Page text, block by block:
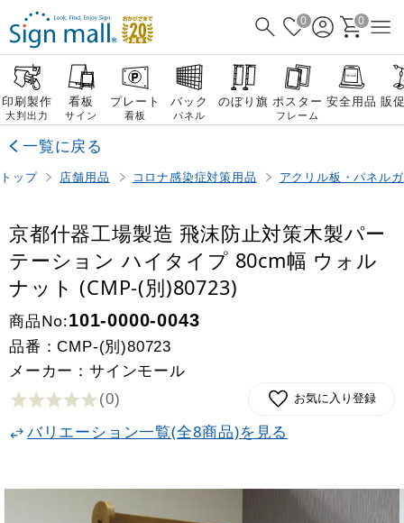
0 0
印刷製作
大判出力
看板
サイン
プレート
看板
バック
パネル
のぼり旗 ポスター
フレーム
安全用品 販
一覧に戻る
トップ 店舗用品 コロナ感染症対策用品 アクリル板・パネル
京都什器工場製造 飛沫防止対策木製パー
テーション ハイタイプ 80cm幅 ウォル
ナット (CMP-(別)80723)
商品No:101-0000-0043
品番：CMP-(別)80723
メーカー：サインモール
(0) お気に入り登録
バリエーション一覧(全8商品)を見る